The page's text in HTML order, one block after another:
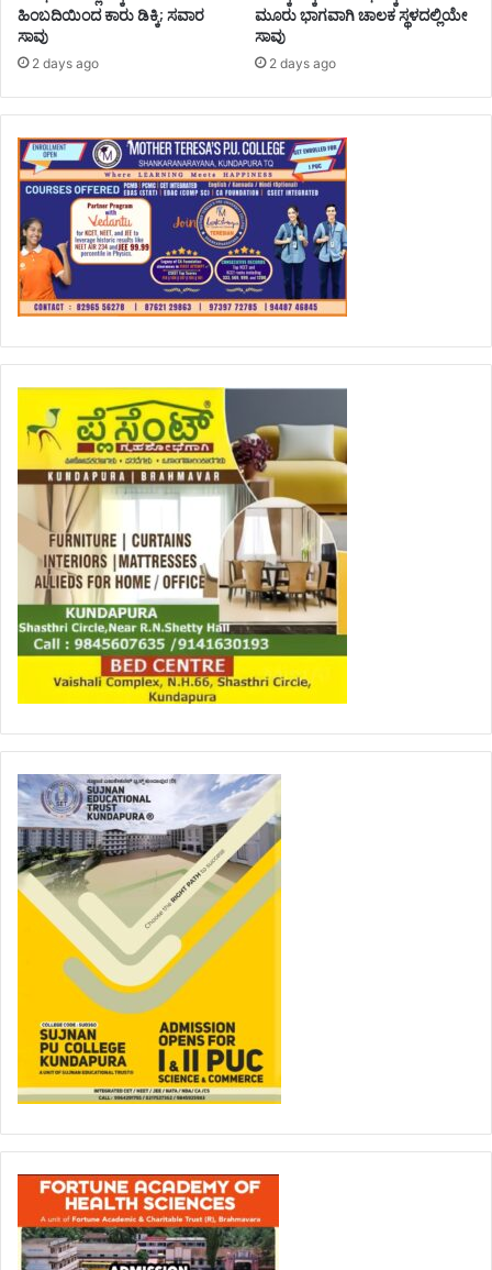
ಹಿಂಬದಿಯಿಂದ ಕಾರು ಡಿಕ್ಕಿ; ಸವಾರ
ಸಾವು
2 days ago
ಮೂರು ಭಾಗವಾಗಿ ಚಾಲಕ ಸ್ಥಳದಲ್ಲಿಯೇ
ಸಾವು
2 days ago